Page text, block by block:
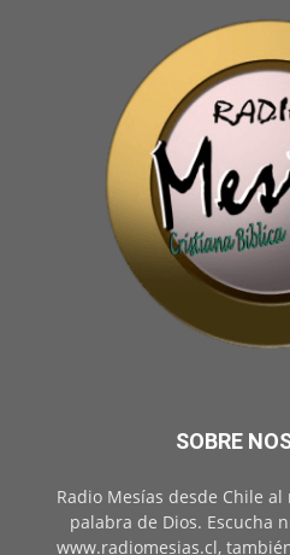
SOBRE
Radio Mesías desde Chile
palabra de Dios. Escucha
www.radiomesias.cl,